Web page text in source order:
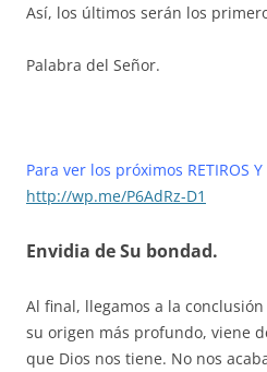
Así, los últimos serán los
Palabra del Señor.
Para ver los próximos RETIROS
http://wp.me/P6AdRz-D1
Envidia de Su bondad.
Al final, llegamos a la
su origen más profundo, viene
que Dios nos tiene. No nos